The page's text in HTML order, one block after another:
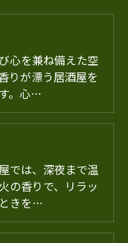
止の具体的手続
合せ下さい。
心を兼ね備えた空
りが漂う居酒屋を
。心…
では、深夜まで温
の香りで、リラッ
きを…